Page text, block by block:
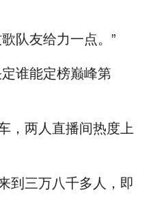
队友给力一点。”
谁能定榜巅峰第
，两人直播间热度上
到三万八千多人，即